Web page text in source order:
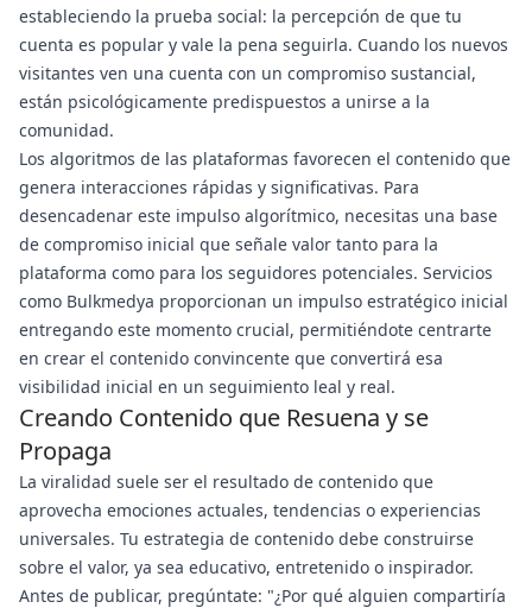
estableciendo la prueba social: la percepción de que tu
cuenta es popular y vale la pena seguirla. Cuando los nuevos
visitantes ven una cuenta con un compromiso sustancial,
están psicológicamente predispuestos a unirse a la
comunidad.
Los algoritmos de las plataformas favorecen el contenido que
genera interacciones rápidas y significativas. Para
desencadenar este impulso algorítmico, necesitas una base
de compromiso inicial que señale valor tanto para la
plataforma como para los seguidores potenciales. Servicios
como Bulkmedya proporcionan un impulso estratégico inicial
entregando este momento crucial, permitiéndote centrarte
en crear el contenido convincente que convertirá esa
visibilidad inicial en un seguimiento leal y real.
Creando Contenido que Resuena y se
Propaga
La viralidad suele ser el resultado de contenido que
aprovecha emociones actuales, tendencias o experiencias
universales. Tu estrategia de contenido debe construirse
sobre el valor, ya sea educativo, entretenido o inspirador.
Antes de publicar, pregúntate: "¿Por qué alguien compartiría